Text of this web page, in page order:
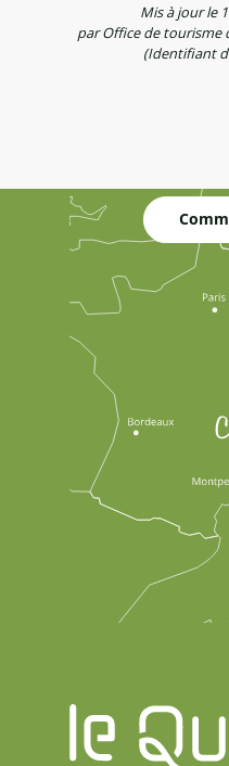
Mis à jour le
par Office de tourisme
(Identifiant